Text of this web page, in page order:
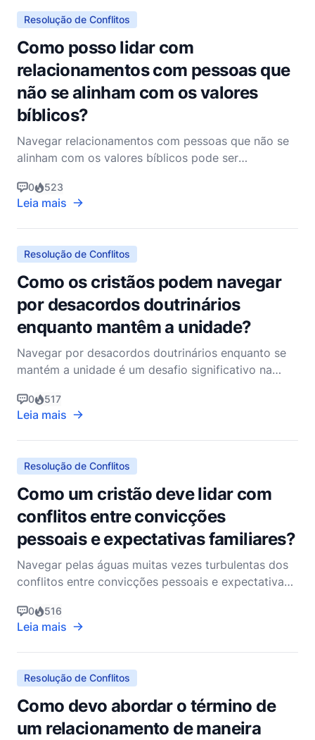
negativas dentro da i
Resolução de Conflitos
Como posso lidar com
relacionamentos com pessoas que
não se alinham com os valores
bíblicos?
Navegar relacionamentos com pessoas que não se
alinham com os valores bíblicos pode ser
chamados a estar no mundo, mas não ser do mundo
(João 17:14-16). Isso significa que, enquanto
interagimos e amamos aqueles ao nosso redor,
também devemos manter nos
0 523
Leia mais
Resolução de Conflitos
Como os cristãos podem navegar
por desacordos doutrinários
enquanto mantêm a unidade?
Navegar por desacordos doutrinários enquanto se
mantém a unidade é um desafio significativo na
testemunho da Igreja. Como cristãos não
denominacionais, reconhecemos que a unidade no
corpo de Cristo não significa uniformidade em
todos os detalhes do
0 517
Leia mais
Resolução de Conflitos
Como um cristão deve lidar com
conflitos entre convicções
pessoais e expectativas familiares?
Navegar pelas águas muitas vezes turbulentas dos
conflitos entre convicções pessoais e expectativas
para qualquer cristão. A tensão entre permanecer
fiel às próprias crenças e manter a harmonia familiar
é uma luta comum, mas as Escrituras fornecem ori
0 516
Leia mais
Resolução de Conflitos
Como devo abordar o término de
um relacionamento de maneira